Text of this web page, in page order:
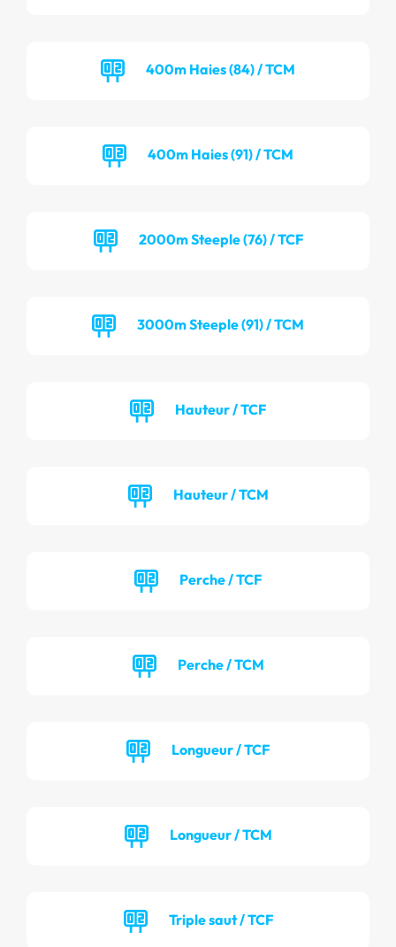
400m Haies (84) / TCM
400m Haies (91) / TCM
2000m Steeple (76) / TCF
3000m Steeple (91) / TCM
Hauteur / TCF
Hauteur / TCM
Perche / TCF
Perche / TCM
Longueur / TCF
Longueur / TCM
Triple saut / TCF